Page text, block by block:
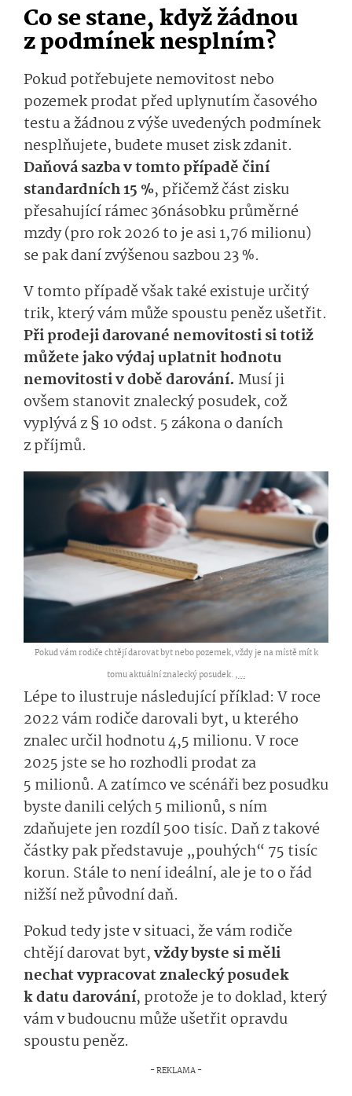
Co se stane, když žádnou
z podmínek nesplním?
Pokud potřebujete nemovitost nebo
pozemek prodat před uplynutím časového
testu a žádnou z výše uvedených podmínek
nesplňujete, budete muset zisk zdanit.
Daňová sazba v tomto případě činí
standardních 15 %, přičemž část zisku
přesahující rámec 36násobku průměrné
mzdy (pro rok 2026 to je asi 1,76 milionu)
se pak daní zvýšenou sazbou 23 %.
V tomto případě však také existuje určitý
trik, který vám může spoustu peněz ušetřit.
Při prodeji darované nemovitosti si totiž
můžete jako výdaj uplatnit hodnotu
nemovitosti v době darování. Musí ji
ovšem stanovit znalecký posudek, což
vyplývá z § 10 odst. 5 zákona o daních
z příjmů.
Pokud vám rodiče chtějí darovat byt nebo pozemek, vždy je na místě mít k
tomu aktuální znalecký posudek. ,...
Lépe to ilustruje následující příklad: V roce
2022 vám rodiče darovali byt, u kterého
znalec určil hodnotu 4,5 milionu. V roce
2025 jste se ho rozhodli prodat za
5 milionů. A zatímco ve scénáři bez posudku
byste danili celých 5 milionů, s ním
zdaňujete jen rozdíl 500 tisíc. Daň z takové
částky pak představuje „pouhých“ 75 tisíc
korun. Stále to není ideální, ale je to o řád
nižší než původní daň.
Pokud tedy jste v situaci, že vám rodiče
chtějí darovat byt,vždy byste si měli
nechat vypracovat znalecký posudek
k datu darování, protože je to doklad, který
vám v budoucnu může ušetřit opravdu
spoustu peněz.